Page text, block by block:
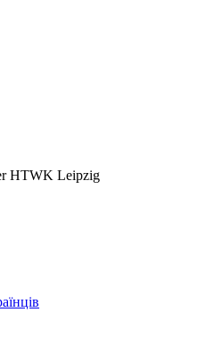
HTWK Leipzig